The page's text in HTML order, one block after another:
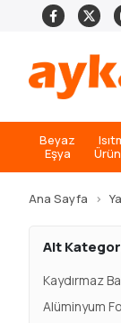
Beyaz
Eşya
Ana Sayfa
Alt
Kaydırmaz
Alüminyum